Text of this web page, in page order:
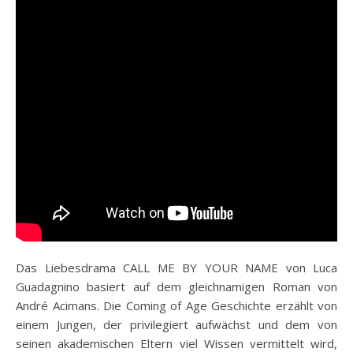
Das Liebesdrama CALL ME BY YOUR NAME von Luca
Guadagnino basiert auf dem gleichnamigen Roman von
André Acimans. Die Coming of Age Geschichte erzählt von
einem Jungen, der privilegiert aufwächst und dem von
seinen akademischen Eltern viel Wissen vermittelt wird,